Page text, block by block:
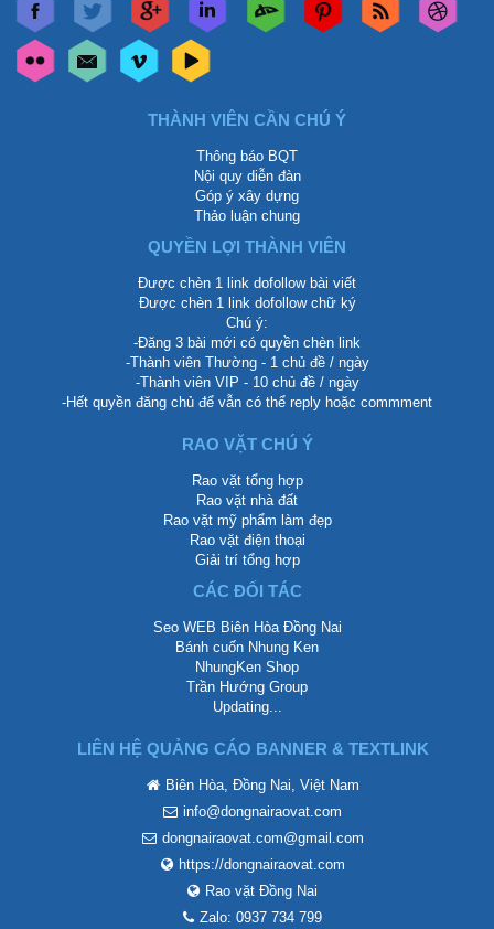
THÀNH VIÊN CẦN CHÚ Ý
Thông báo BQT
Nội quy diễn đàn
Góp ý xây dựng
Thảo luận chung
QUYỀN LỢI THÀNH VIÊN
Được chèn 1 link dofollow bài viết
Được chèn 1 link dofollow chữ ký
Chú ý:
-Đăng 3 bài mới có quyền chèn link
-Thành viên Thường - 1 chủ đề / ngày
-Thành viên VIP - 10 chủ đề / ngày
-Hết quyền đăng chủ để vẫn có thể reply hoặc commment
RAO VẶT CHÚ Ý
Rao vặt tổng hợp
Rao vặt nhà đất
Rao vặt mỹ phẩm làm đẹp
Rao vặt điện thoại
Giải trí tổng hợp
CÁC ĐỐI TÁC
Seo WEB Biên Hòa Đồng Nai
Bánh cuốn Nhung Ken
NhungKen Shop
Trần Hướng Group
Updating...
LIÊN HỆ QUẢNG CÁO BANNER & TEXTLINK
Biên Hòa, Đồng Nai, Việt Nam
info@dongnairaovat.com
dongnairaovat.com@gmail.com
https://dongnairaovat.com
Rao vặt Đồng Nai
Zalo: 0937 734 799